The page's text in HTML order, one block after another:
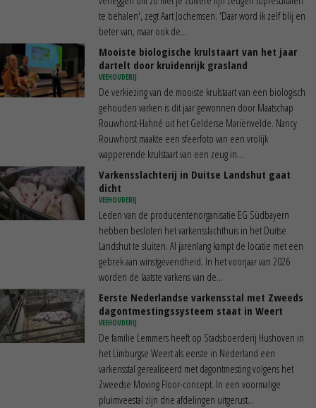
te behalen', zegt Aart Jochemsen. 'Daar word ik zelf blij en
beter van, maar ook de...
Mooiste biologische krulstaart van het jaar
dartelt door kruidenrijk grasland
VEEHOUDERIJ
De verkiezing van de mooiste krulstaart van een biologisch
gehouden varken is dit jaar gewonnen door Maatschap
Rouwhorst-Hahné uit het Gelderse Mariënvelde. Nancy
Rouwhorst maakte een sfeerfoto van een vrolijk
wapperende krulstaart van een zeug in...
Varkensslachterij in Duitse Landshut gaat
dicht
VEEHOUDERIJ
Leden van de producentenorganisatie EG Südbayern
hebben besloten het varkensslachthuis in het Duitse
Landshut te sluiten. Al jarenlang kampt de locatie met een
gebrek aan winstgevendheid. In het voorjaar van 2026
worden de laatste varkens van de...
Eerste Nederlandse varkensstal met Zweeds
dagontmestingssysteem staat in Weert
VEEHOUDERIJ
De familie Lemmers heeft op Stadsboerderij Hushoven in
het Limburgse Weert als eerste in Nederland een
varkensstal gerealiseerd met dagontmesting volgens het
Zweedse Moving Floor-concept. In een voormalige
pluimveestal zijn drie afdelingen uitgerust...